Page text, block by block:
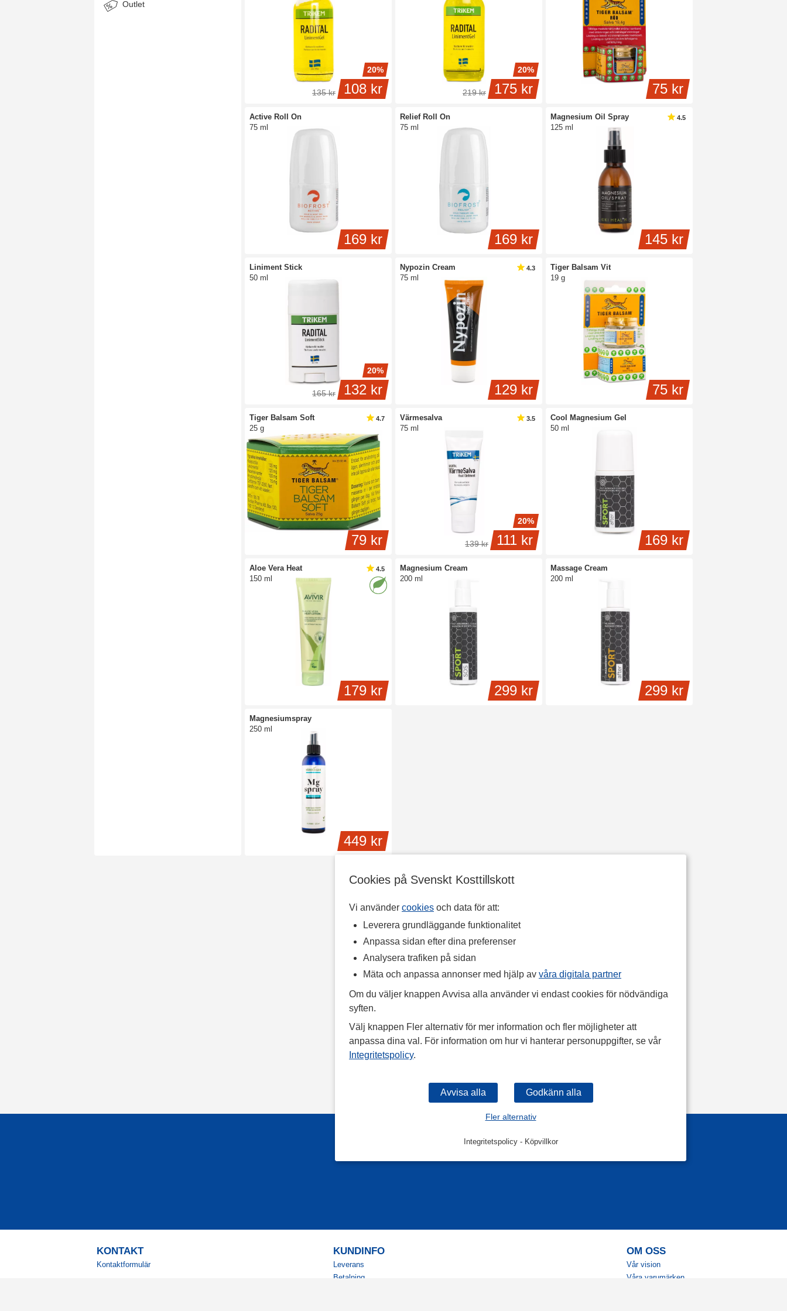
Cookies på Svenskt Kosttillskott
Vi använder cookies och data för att:
Leverera grundläggande funktionalitet
Anpassa sidan efter dina preferenser
Analysera trafiken på sidan
Mäta och anpassa annonser med hjälp av våra digitala partner
Om du väljer knappen Avvisa alla använder vi endast cookies för nödvändiga
syften.
Välj knappen Fler alternativ för mer information och fler möjligheter att
anpassa dina val. För information om hur vi hanterar personuppgifter, se vår
Integritetspolicy.
Fler alternativ
Integritetspolicy- Köpvillkor
Outlet
20%
108 kr
135 kr
20%
175 kr
219 kr 75 kr
Active Roll On
75 ml
169 kr
Relief Roll On
75 ml
169 kr
Magnesium Oil Spray
125 ml
145 kr
4.5
Liniment Stick
50 ml
20%
132 kr
165 kr
Nypozin Cream
75 ml
129 kr
4.3
Tiger Balsam Vit
19 g
75 kr
Tiger Balsam Soft
25 g
79 kr
4.7
Värmesalva
75 ml
20%
111 kr
139 kr
3.5
Cool Magnesium Gel
50 ml
169 kr
Aloe Vera Heat
150 ml
179 kr
4.5
Magnesium Cream
200 ml
299 kr
Massage Cream
200 ml
299 kr
Magnesiumspray
250 ml
449 kr
KONTAKT
Kontaktformulär
KUNDINFO
Leverans
Betalning
OM OSS
Vår vision
Våra varumärken